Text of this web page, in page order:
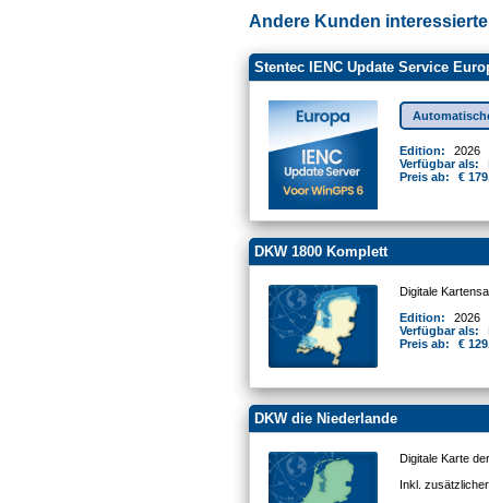
Andere Kunden
Stentec IENC Update Service
Edition:
2026
Verfügbar als:
Preis ab:
€
DKW 1800 Komplett
Digitale
Edition:
2026
Verfügbar als:
Preis ab:
€
DKW die Niederlande
Digitale Karte
Inkl.